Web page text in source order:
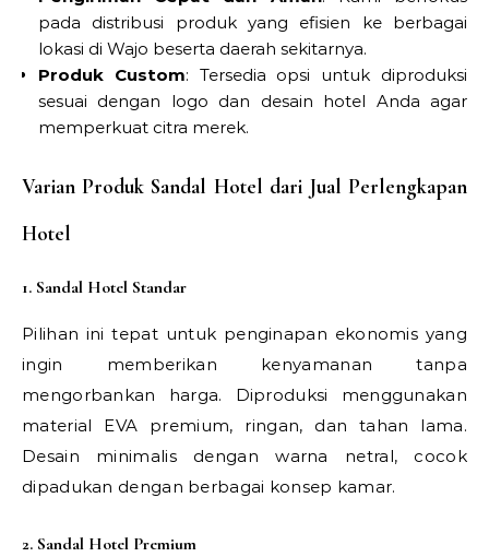
pada distribusi produk yang efisien ke berbagai
lokasi di Wajo beserta daerah sekitarnya.
Produk Custom: Tersedia opsi untuk diproduksi
sesuai dengan logo dan desain hotel Anda agar
memperkuat citra merek.
Varian Produk Sandal Hotel dari Jual Perlengkapan
Hotel
1. Sandal Hotel Standar
Pilihan ini tepat untuk penginapan ekonomis yang
ingin memberikan kenyamanan tanpa
mengorbankan harga. Diproduksi menggunakan
material EVA premium, ringan, dan tahan lama.
Desain minimalis dengan warna netral, cocok
dipadukan dengan berbagai konsep kamar.
2. Sandal Hotel Premium